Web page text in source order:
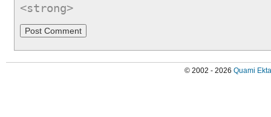
<strong>
© 2002 - 2026 Quami